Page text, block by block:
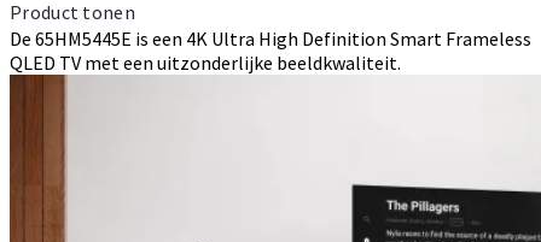
Product tonen
De 65HM5445E is een 4K Ultra High Definition Smart Frameless
QLED TV met een uitzonderlijke beeldkwaliteit.